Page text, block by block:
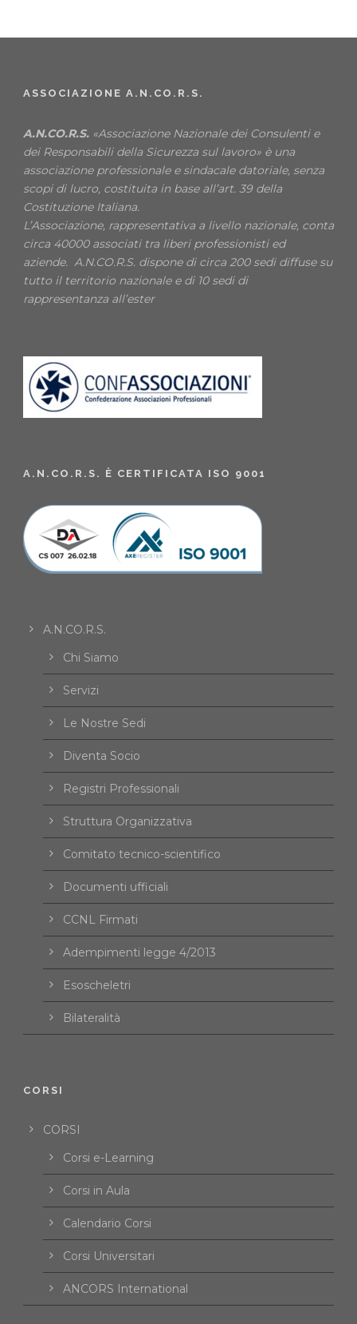
ASSOCIAZIONE A.N.CO.R.S.
A.N.CO.R.S. «Associazione Nazionale dei Consulenti e
dei Responsabili della Sicurezza sul lavoro» è una
associazione professionale e sindacale datoriale, senza
scopi di lucro, costituita in base all’art. 39 della
Costituzione Italiana.
L’Associazione, rappresentativa a livello nazionale, conta
circa 40000 associati tra liberi professionisti ed
aziende. A.N.CO.R.S. dispone di circa 200 sedi diffuse su
tutto il territorio nazionale e di 10 sedi di
rappresentanza all’ester
A.N.CO.R.S. È CERTIFICATA ISO 9001
A.N.CO.R.S.
Chi Siamo
Servizi
Le Nostre Sedi
Diventa Socio
Registri Professionali
Struttura Organizzativa
Comitato tecnico-scientifico
Documenti ufficiali
CCNL Firmati
Adempimenti legge 4/2013
Esoscheletri
Bilateralità
CORSI
CORSI
Corsi e-Learning
Corsi in Aula
Calendario Corsi
Corsi Universitari
ANCORS International